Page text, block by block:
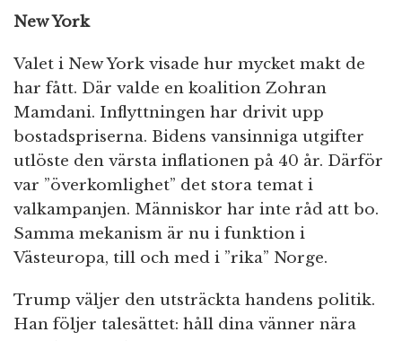
New York
Valet i New York visade hur mycket makt de
har fått. Där valde en koalition Zohran
Mamdani. Inflyttningen har drivit upp
bostadspriserna. Bidens vansinniga utgifter
utlöste den värsta inflationen på 40 år. Därför
var ”överkomlighet” det stora temat i
valkampanjen. Människor har inte råd att bo.
Samma mekanism är nu i funktion i
Västeuropa, till och med i ”rika” Norge.
Trump väljer den utsträckta handens politik.
Han följer talesättet: håll dina vänner nära